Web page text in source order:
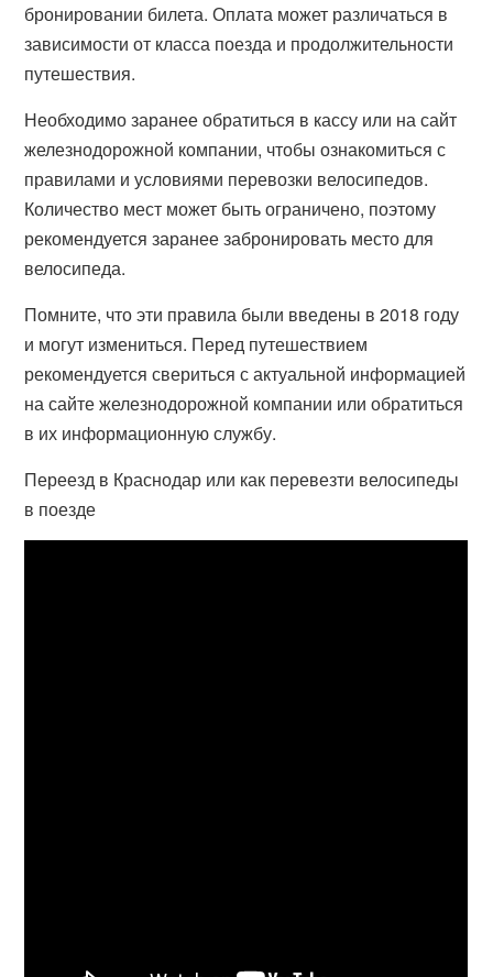
бронировании билета. Оплата может различаться в
зависимости от класса поезда и продолжительности
путешествия.
Необходимо заранее обратиться в кассу или на сайт
железнодорожной компании, чтобы ознакомиться с
правилами и условиями перевозки велосипедов.
Количество мест может быть ограничено, поэтому
рекомендуется заранее забронировать место для
велосипеда.
Помните, что эти правила были введены в 2018 году
и могут измениться. Перед путешествием
рекомендуется свериться с актуальной информацией
на сайте железнодорожной компании или обратиться
в их информационную службу.
Переезд в Краснодар или как перевезти велосипеды
в поезде